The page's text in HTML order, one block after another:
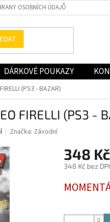
OSOBNÍCH ÚDAJŮ
DÁRKOVÉ POUKAZY
(PS3 - BAZAR)
FIRELLI (PS3 -
Značka: Závodní
348 Kč
348 Kč bez
cena: